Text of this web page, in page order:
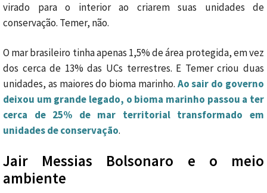
virado para o interior ao criarem suas unidades de
conservação. Temer, não.
O mar brasileiro tinha apenas 1,5% de área protegida, em vez
dos cerca de 13% das UCs terrestres. E Temer criou duas
unidades, as maiores do bioma marinho. Ao sair do governo
deixou um grande legado, o bioma marinho passou a ter
cerca de 25% de mar territorial transformado em
unidades de conservação.
Jair Messias Bolsonaro e o meio
ambiente